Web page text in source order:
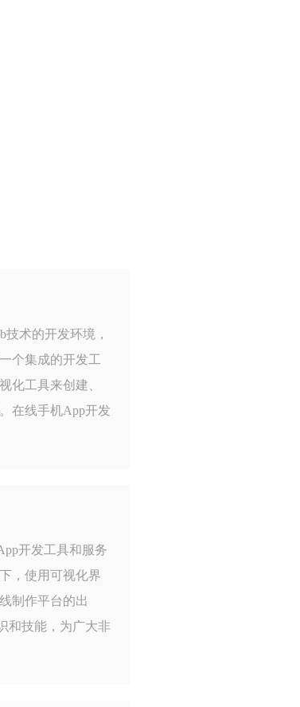
术的开发环境，
个集成的开发工
化工具来创建、
在线手机App开发
开发工具和服务
，使用可视化界
制作平台的出
和技能，为广大非